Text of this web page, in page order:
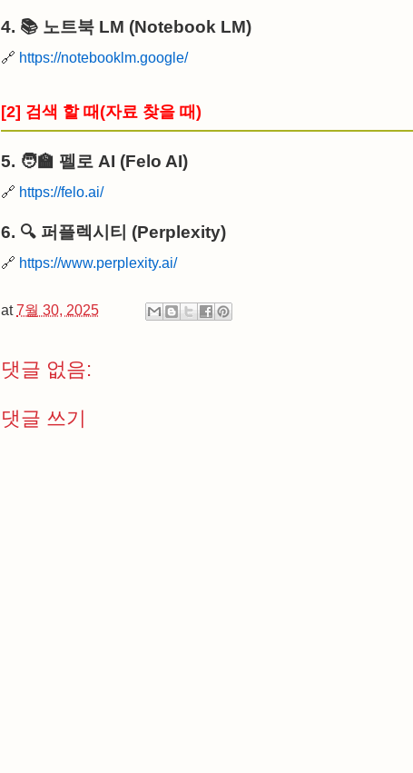
4. 📚 노트북 LM (Notebook LM)
🔗 https://notebooklm.google/
[2] 검색 할 때(자료 찾을 때)
5. 🧑‍🏫 펠로 AI (Felo AI)
🔗 https://felo.ai/
6. 🔍 퍼플렉시티 (Perplexity)
🔗 https://www.perplexity.ai/
at7월 30, 2025
댓글 없음:
댓글 쓰기